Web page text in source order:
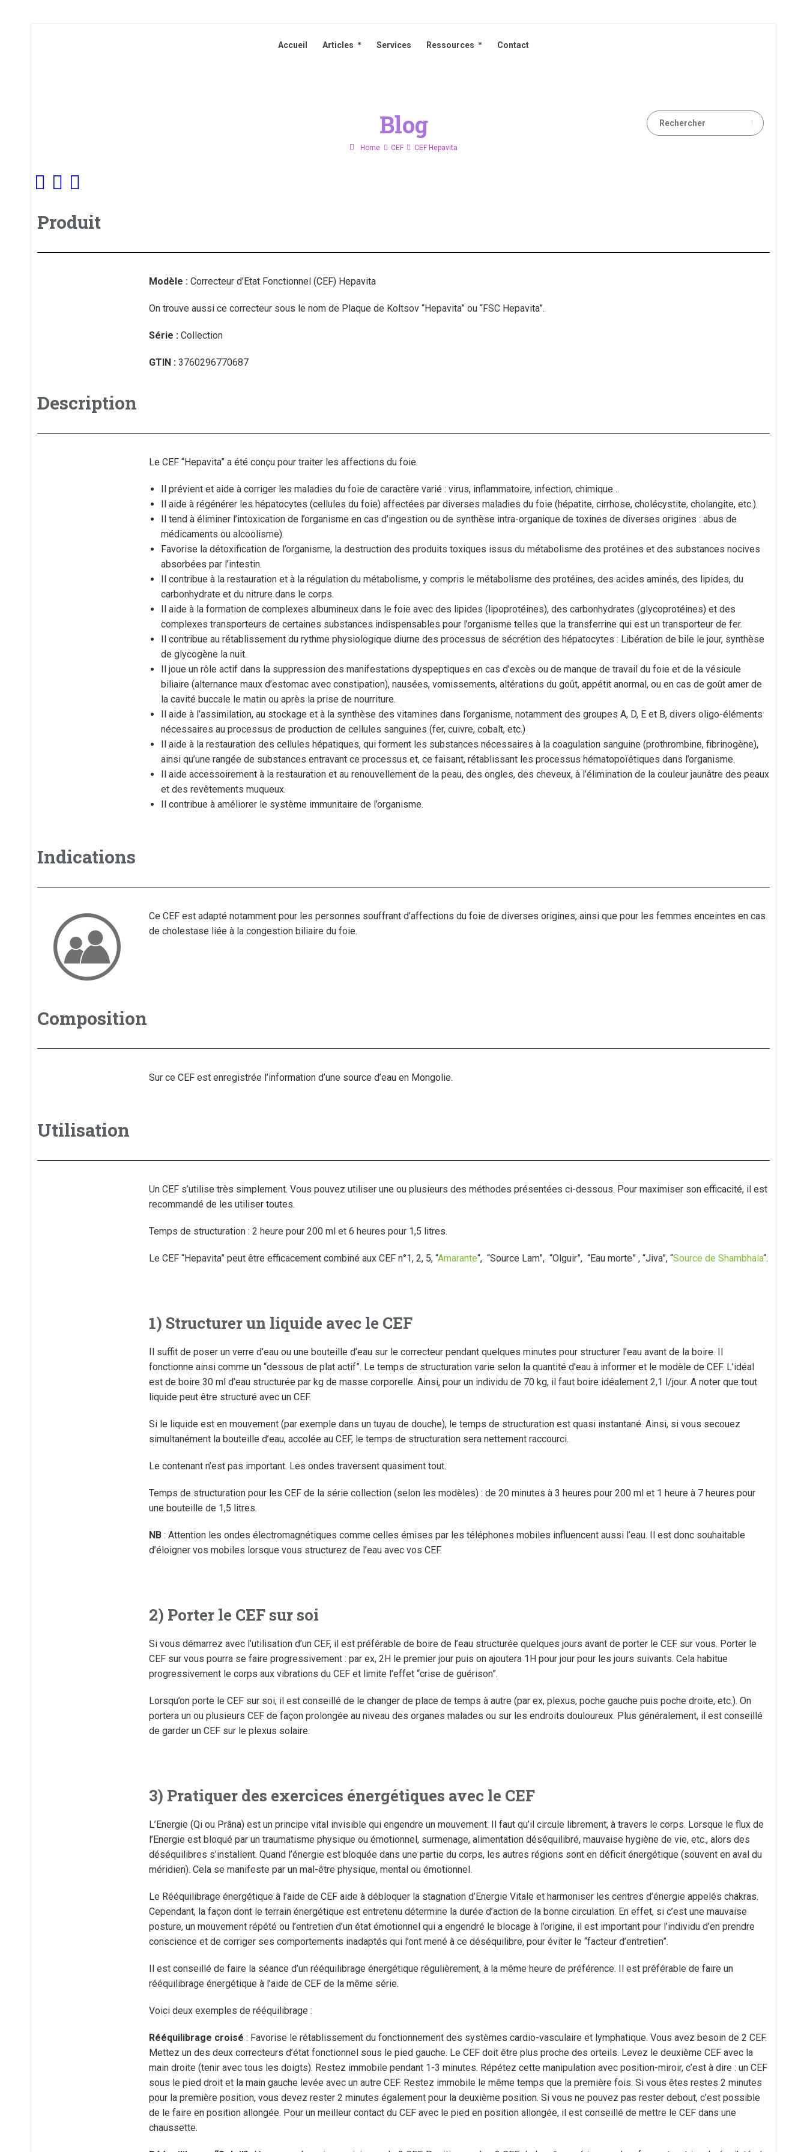
Accueil Articles Services Ressources Contact
Blog
Home CEF CEF Hepavita
Produit
Modèle : Correcteur d’Etat Fonctionnel (CEF) Hepavita
On trouve aussi ce correcteur sous le nom de Plaque de Koltsov “Hepavita” ou “FSC Hepavita”.
Série : Collection
GTIN : 3760296770687
Description
Le CEF “Hepavita” a été conçu pour traiter les affections du foie.
Il prévient et aide à corriger les maladies du foie de caractère varié : virus, inflammatoire, infection, chimique…
Il aide à régénérer les hépatocytes (cellules du foie) affectées par diverses maladies du foie (hépatite, cirrhose, cholécystite, cholangite, etc.).
Il tend à éliminer l’intoxication de l’organisme en cas d’ingestion ou de synthèse intra-organique de toxines de diverses origines : abus de
médicaments ou alcoolisme).
Favorise la détoxification de l’organisme, la destruction des produits toxiques issus du métabolisme des protéines et des substances nocives
absorbées par l’intestin.
Il contribue à la restauration et à la régulation du métabolisme, y compris le métabolisme des protéines, des acides aminés, des lipides, du
carbonhydrate et du nitrure dans le corps.
Il aide à la formation de complexes albumineux dans le foie avec des lipides (lipoprotéines), des carbonhydrates (glycoprotéines) et des
complexes transporteurs de certaines substances indispensables pour l’organisme telles que la transferrine qui est un transporteur de fer.
Il contribue au rétablissement du rythme physiologique diurne des processus de sécrétion des hépatocytes : Libération de bile le jour, synthèse
de glycogène la nuit.
Il joue un rôle actif dans la suppression des manifestations dyspeptiques en cas d’excès ou de manque de travail du foie et de la vésicule
biliaire (alternance maux d’estomac avec constipation), nausées, vomissements, altérations du goût, appétit anormal, ou en cas de goût amer de
la cavité buccale le matin ou après la prise de nourriture.
Il aide à l’assimilation, au stockage et à la synthèse des vitamines dans l’organisme, notamment des groupes A, D, E et B, divers oligo-éléments
nécessaires au processus de production de cellules sanguines (fer, cuivre, cobalt, etc.)
Il aide à la restauration des cellules hépatiques, qui forment les substances nécessaires à la coagulation sanguine (prothrombine, fibrinogène),
ainsi qu’une rangée de substances entravant ce processus et, ce faisant, rétablissant les processus hématopoïétiques dans l’organisme.
Il aide accessoirement à la restauration et au renouvellement de la peau, des ongles, des cheveux, à l’élimination de la couleur jaunâtre des peaux
et des revêtements muqueux.
Il contribue à améliorer le système immunitaire de l’organisme.
Indications
Ce CEF est adapté notamment pour les personnes souffrant d’affections du foie de diverses origines, ainsi que pour les femmes enceintes en cas
de cholestase liée à la congestion biliaire du foie.
Composition
Sur ce CEF est enregistrée l’information d’une source d’eau en Mongolie.
Utilisation
Un CEF s’utilise très simplement. Vous pouvez utiliser une ou plusieurs des méthodes présentées ci-dessous. Pour maximiser son efficacité, il est
recommandé de les utiliser toutes.
Temps de structuration : 2 heure pour 200 ml et 6 heures pour 1,5 litres.
Le CEF “Hepavita” peut être efficacement combiné aux CEF n°1, 2, 5, “Amarante“, “Source Lam”, “Olguir”, “Eau morte” , “Jiva”, “Source de Shambhala“.
1) Structurer un liquide avec le CEF
Il suffit de poser un verre d’eau ou une bouteille d’eau sur le correcteur pendant quelques minutes pour structurer l’eau avant de la boire. Il
fonctionne ainsi comme un “dessous de plat actif”. Le temps de structuration varie selon la quantité d’eau à informer et le modèle de CEF. L’idéal
est de boire 30 ml d’eau structurée par kg de masse corporelle. Ainsi, pour un individu de 70 kg, il faut boire idéalement 2,1 l/jour. A noter que tout
liquide peut être structuré avec un CEF.
Si le liquide est en mouvement (par exemple dans un tuyau de douche), le temps de structuration est quasi instantané. Ainsi, si vous secouez
simultanément la bouteille d’eau, accolée au CEF, le temps de structuration sera nettement raccourci.
Le contenant n’est pas important. Les ondes traversent quasiment tout.
Temps de structuration pour les CEF de la série collection (selon les modèles) : de 20 minutes à 3 heures pour 200 ml et 1 heure à 7 heures pour
une bouteille de 1,5 litres.
NB : Attention les ondes électromagnétiques comme celles émises par les téléphones mobiles influencent aussi l’eau. Il est donc souhaitable
d’éloigner vos mobiles lorsque vous structurez de l’eau avec vos CEF.
2) Porter le CEF sur soi
Si vous démarrez avec l’utilisation d’un CEF, il est préférable de boire de l’eau structurée quelques jours avant de porter le CEF sur vous. Porter le
CEF sur vous pourra se faire progressivement : par ex, 2H le premier jour puis on ajoutera 1H pour jour pour les jours suivants. Cela habitue
progressivement le corps aux vibrations du CEF et limite l’effet “crise de guérison”.
Lorsqu’on porte le CEF sur soi, il est conseillé de le changer de place de temps à autre (par ex, plexus, poche gauche puis poche droite, etc.). On
portera un ou plusieurs CEF de façon prolongée au niveau des organes malades ou sur les endroits douloureux. Plus généralement, il est conseillé
de garder un CEF sur le plexus solaire.
3) Pratiquer des exercices énergétiques avec le CEF
L’Energie (Qi ou Prâna) est un principe vital invisible qui engendre un mouvement. Il faut qu’il circule librement, à travers le corps. Lorsque le flux de
l’Energie est bloqué par un traumatisme physique ou émotionnel, surmenage, alimentation déséquilibré, mauvaise hygiène de vie, etc., alors des
déséquilibres s’installent. Quand l’énergie est bloquée dans une partie du corps, les autres régions sont en déficit énergétique (souvent en aval du
méridien). Cela se manifeste par un mal-être physique, mental ou émotionnel.
Le Rééquilibrage énergétique à l’aide de CEF aide à débloquer la stagnation d’Energie Vitale et harmoniser les centres d’énergie appelés chakras.
Cependant, la façon dont le terrain énergétique est entretenu détermine la durée d’action de la bonne circulation. En effet, si c’est une mauvaise
posture, un mouvement répété ou l’entretien d’un état émotionnel qui a engendré le blocage à l’origine, il est important pour l’individu d’en prendre
conscience et de corriger ses comportements inadaptés qui l’ont mené à ce déséquilibre, pour éviter le “facteur d’entretien”.
Il est conseillé de faire la séance d’un rééquilibrage énergétique régulièrement, à la même heure de préférence. Il est préférable de faire un
rééquilibrage énergétique à l’aide de CEF de la même série.
Voici deux exemples de rééquilibrage :
Rééquilibrage croisé : Favorise le rétablissement du fonctionnement des systèmes cardio-vasculaire et lymphatique. Vous avez besoin de 2 CEF.
Mettez un des deux correcteurs d’état fonctionnel sous le pied gauche. Le CEF doit être plus proche des orteils. Levez le deuxième CEF avec la
main droite (tenir avec tous les doigts). Restez immobile pendant 1-3 minutes. Répétez cette manipulation avec position-miroir, c’est à dire : un CEF
sous le pied droit et la main gauche levée avec un autre CEF. Restez immobile le même temps que la première fois. Si vous êtes restes 2 minutes
pour la première position, vous devez rester 2 minutes également pour la deuxième position. Si vous ne pouvez pas rester debout, c’est possible
de le faire en position allongée. Pour un meilleur contact du CEF avec le pied en position allongée, il est conseillé de mettre le CEF dans une
chaussette.